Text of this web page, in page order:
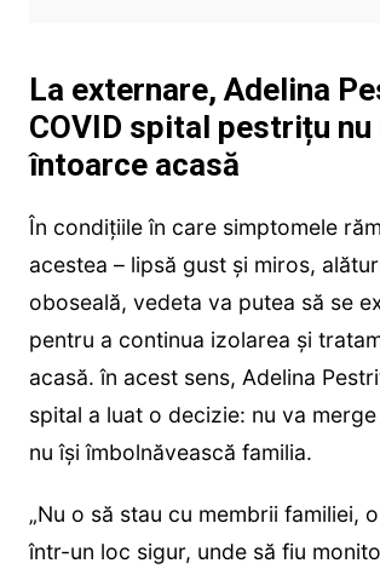
La externare, Adelina
COVID spital pestrițu nu
întoarce acasă
În condițiile în care simptomele
acestea – lipsă gust și miros,
oboseală, vedeta va putea să se
pentru a continua izolarea și
acasă. în acest sens, Adelina
spital a luat o decizie: nu va
nu își îmbolnăvească familia.
„Nu o să stau cu membrii familiei,
într-un loc sigur, unde să fiu